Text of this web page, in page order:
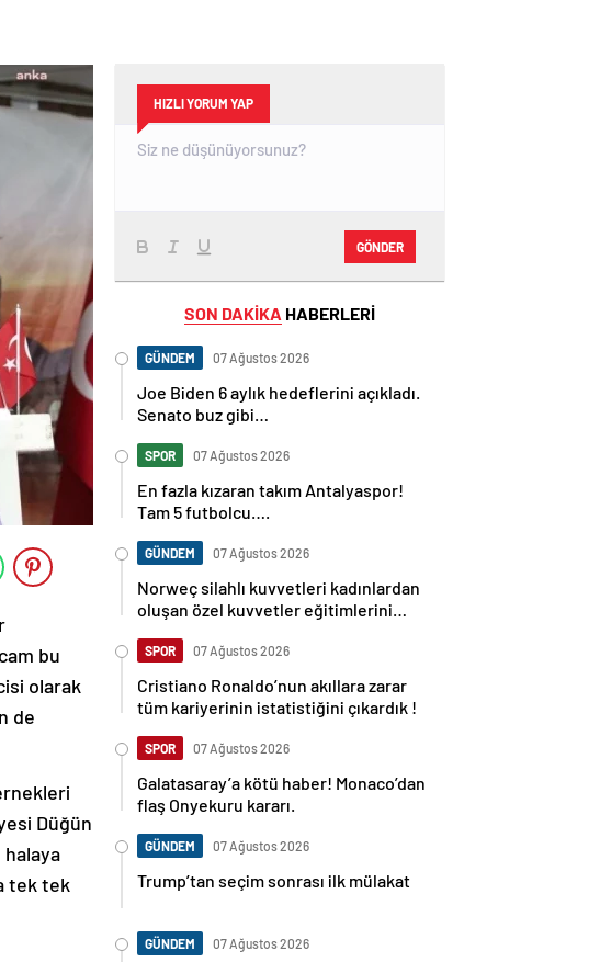
bu
olarak
de
Düğün
halaya
tek tek
HIZLI YORUM YAP
GÖNDER
SON DAKİKA HABERLERİ
GÜNDEM 07 Ağustos 2026
Joe Biden 6 aylık hedeflerini açıkladı.
Senato buz gibi…
SPOR 07 Ağustos 2026
En fazla kızaran takım Antalyaspor!
Tam 5 futbolcu….
GÜNDEM 07 Ağustos 2026
Norweç silahlı kuvvetleri kadınlardan
oluşan özel kuvvetler eğitimlerini
SPOR 07 Ağustos 2026
Cristiano Ronaldo’nun akıllara zarar
tüm kariyerinin istatistiğini çıkardık !
SPOR 07 Ağustos 2026
Galatasaray’a kötü haber! Monaco’dan
flaş Onyekuru kararı.
GÜNDEM 07 Ağustos 2026
Trump’tan seçim sonrası ilk mülakat
GÜNDEM 07 Ağustos 2026